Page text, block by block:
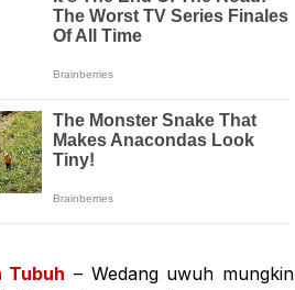
Tubuh – Wedang uwuh mungkin